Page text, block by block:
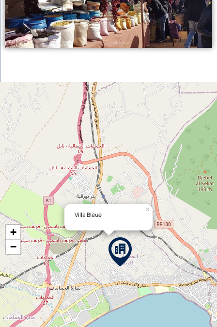
Villa Bleue
×
+
−